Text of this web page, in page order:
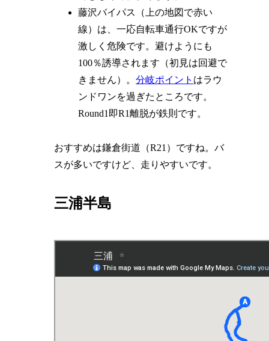
藤沢バイパス（上の地図で赤い
線）は、一応自転車通行OKですが
激しく危険です。避けようにも
100％誘導されます（初見は回避で
きません）。分岐ポイント はラウ
ンドワンを過ぎたところです。
Round1即R1離脱が鉄則です。
おすすめは鎌倉街道（R21）ですね。バ
スが多いですけど、走りやすいです。
三浦半島